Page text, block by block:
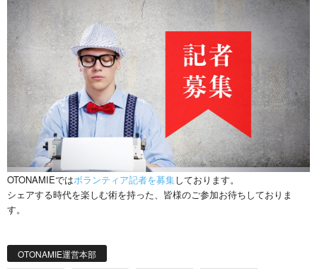
OTONAMIEではボランティア記者を募集しております。
シェアする時代を楽しむ術を持った、皆様のご参加お待ちしておりま
す。
OTONAMIE運営本部